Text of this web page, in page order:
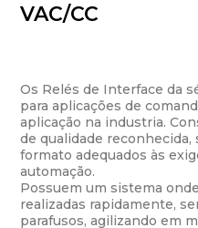
VAC/CC
Os Relés de Interface da
para aplicações de
aplicação na industria.
de qualidade
formato adequados às
automação.
Possuem um sistema
realizadas rapidamente,
parafusos, agilizando em